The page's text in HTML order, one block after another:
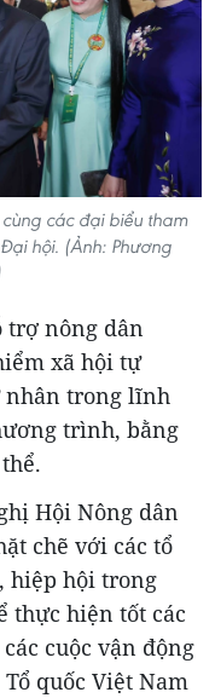
các đại biểu tham
hội. (Ảnh: Phương
trợ nông dân
xã hội tự
trong lĩnh
trình, bằng
Hội Nông dân
chẽ với các tổ
hiệp hội trong
thực hiện tốt các
cuộc vận động
quốc Việt Nam